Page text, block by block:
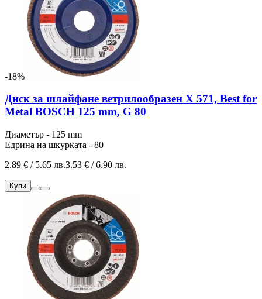
-18%
Диск за шлайфане ветрилообразен X 571, Best for
Metal BOSCH 125 mm, G 80
Диаметър - 125 mm
Едрина на шкурката - 80
2.89 € / 5.65 лв.3.53 € / 6.90 лв.
Купи